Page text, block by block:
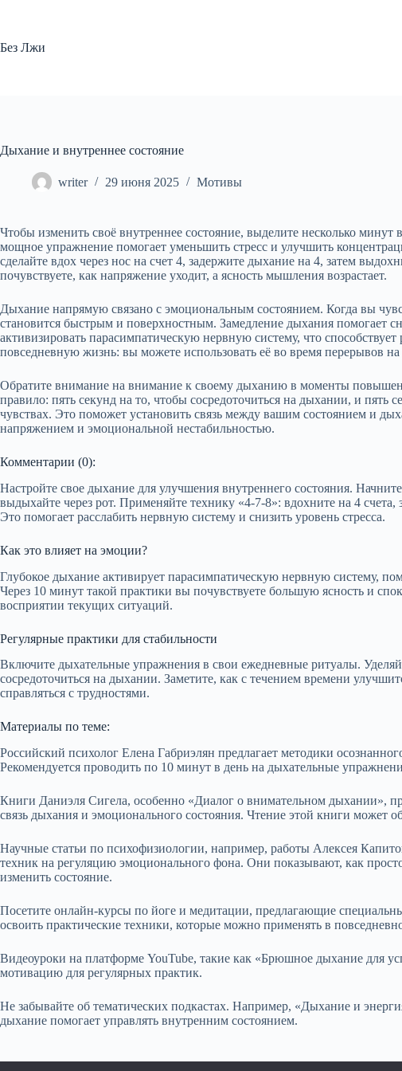
Без Лжи
Дыхание и внутреннее состояние
writer 29 июня 2025 Мотивы
Чтобы изменить своё внутреннее состояние, выделите несколько
мощное упражнение помогает уменьшить стресс и улучшить
сделайте вдох через нос на счет 4, задержите дыхание на 4, затем
почувствуете, как напряжение уходит, а ясность мышления возрастает.
Дыхание напрямую связано с эмоциональным состоянием. Когда вы
становится быстрым и поверхностным. Замедление дыхания помогает
активизировать парасимпатическую нервную систему, что
повседневную жизнь: вы можете использовать её во время перерывов
Обратите внимание на внимание к своему дыханию в моменты
правило: пять секунд на то, чтобы сосредоточиться на дыхании, и пять
чувствах. Это поможет установить связь между вашим состоянием и
напряжением и эмоциональной нестабильностью.
Комментарии (0):
Настройте свое дыхание для улучшения внутреннего состояния.
выдыхайте через рот. Применяйте технику «4-7-8»: вдохните на 4
Это помогает расслабить нервную систему и снизить уровень стресса.
Как это влияет на эмоции?
Глубокое дыхание активирует парасимпатическую нервную систему,
Через 10 минут такой практики вы почувствуете большую ясность и
восприятии текущих ситуаций.
Регулярные практики для стабильности
Включите дыхательные упражнения в свои ежедневные ритуалы.
сосредоточиться на дыхании. Заметите, как с течением времени
справляться с трудностями.
Материалы по теме:
Российский психолог Елена Габриэлян предлагает методики
Рекомендуется проводить по 10 минут в день на дыхательные
Книги Даниэля Сигела, особенно «Диалог о внимательном дыхании»,
связь дыхания и эмоционального состояния. Чтение этой книги может
Научные статьи по психофизиологии, например, работы Алексея
техник на регуляцию эмоционального фона. Они показывают, как
изменить состояние.
Посетите онлайн-курсы по йоге и медитации, предлагающие
освоить практические техники, которые можно применять в
Видеоуроки на платформе YouTube, такие как «Брюшное дыхание для
мотивацию для регулярных практик.
Не забывайте об тематических подкастах. Например, «Дыхание и
дыхание помогает управлять внутренним состоянием.